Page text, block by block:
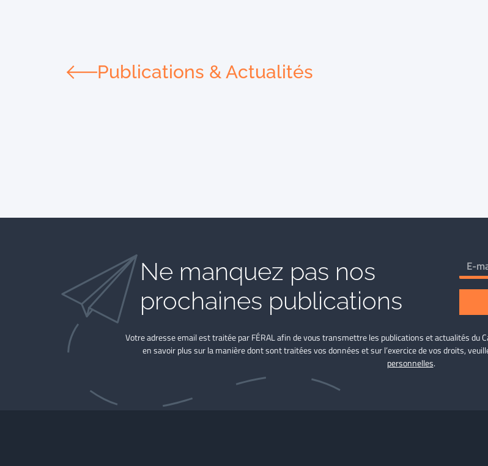
Publications & Actualités
Ne manquez pas nos
prochaines publications
Votre adresse email est traitée par FÉRAL afin de vous transmettre les publications et actualités du
en savoir plus sur la manière dont sont traitées vos données et sur l’exercice de vos droits,
personnelles.